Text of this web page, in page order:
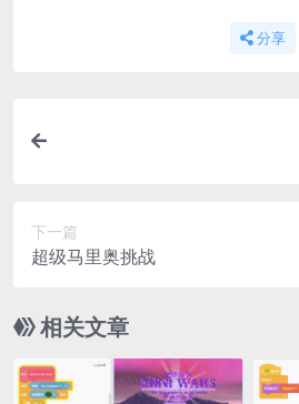
分享
下一篇
超级马里奥挑战
相关文章